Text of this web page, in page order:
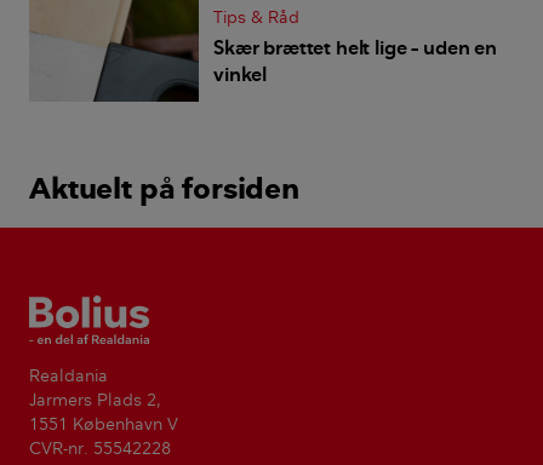
Tips & Råd
Skær brættet helt lige – uden en
vinkel
Aktuelt på forsiden
Bolius
Realdania
Jarmers Plads 2,
1551 København V
CVR-nr. 55542228